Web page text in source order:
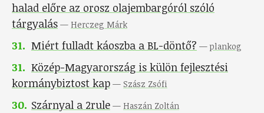
halad előre az orosz olajembargóról szóló
tárgyalás — Herczeg Márk
31. Miért fulladt káoszba a BL-döntő? — plankog
31. Közép-Magyarország is külön fejlesztési
kormánybiztost kap — Szász Zsófi
30. Szárnyal a 2rule — Haszán Zoltán